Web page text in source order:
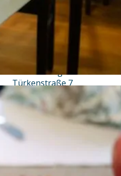
KONTAKT
Bayern Tourist Gmbh
Prinz-Ludwig-Palais
Türkenstraße 7
80333 München
Telefon: +49 89 28760-
Fax: +49 89 28760-121
bayerischekueche@btg-
www.btg-service.de